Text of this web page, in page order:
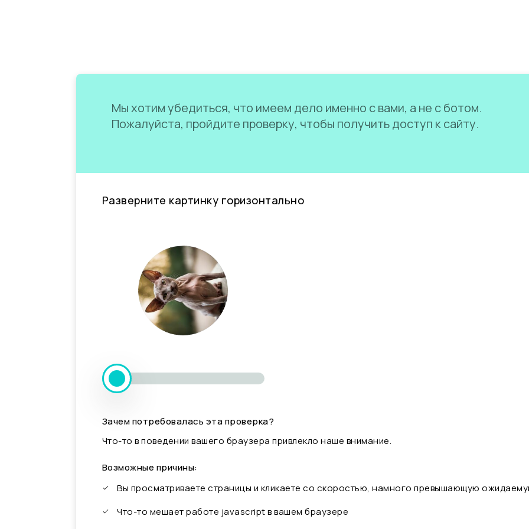
Мы хотим убедиться, что имеем дело именно с вами, а не с ботом.
Пожалуйста, пройдите проверку, чтобы получить доступ к сайту.
Разверните картинку горизонтально
Зачем потребовалась эта проверка?
Что-то в поведении вашего браузера привлекло наше внимание.
Возможные причины:
Вы просматриваете страницы и кликаете со скоростью, намного превышающую
Что-то мешает работе javascript в вашем браузере